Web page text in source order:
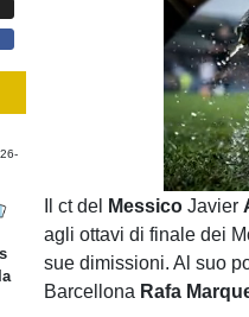
Il ct del MessicoJavier
agli ottavi di finale dei
sue dimissioni. Al suo
Barcellona Rafa